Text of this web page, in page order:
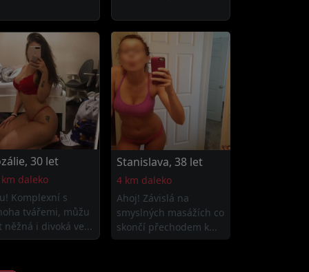
30 let
daleko
Komplexní s
tvářemi, můžu
něžná i divoká ve...
Stanislava, 38 let
4 km daleko
Ahoj! Závislá na
smyslných masážích co
skončí přechodem k...